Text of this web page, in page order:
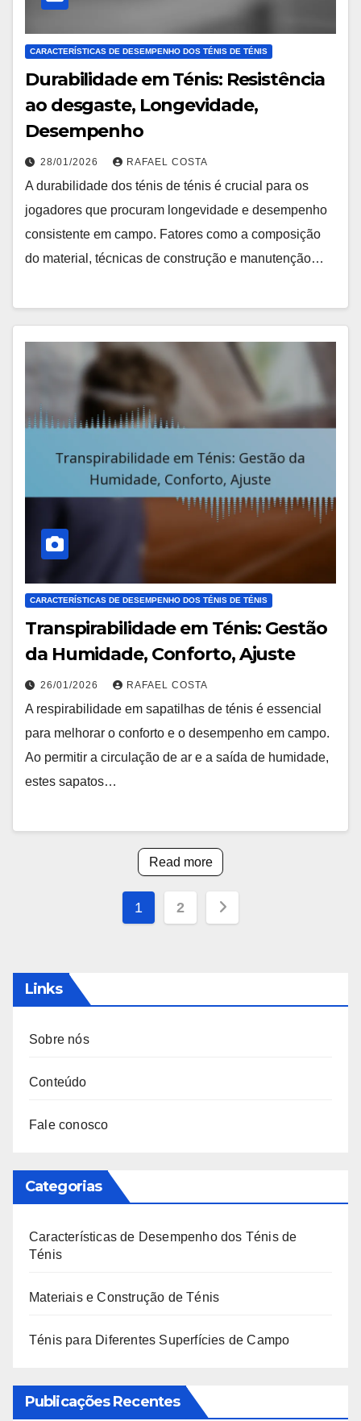
CARACTERÍSTICAS DE DESEMPENHO DOS TÉNIS DE TÉNIS
Durabilidade em Ténis: Resistência
ao desgaste, Longevidade,
Desempenho
28/01/2026 RAFAEL COSTA
A durabilidade dos ténis de ténis é crucial para os
jogadores que procuram longevidade e desempenho
consistente em campo. Fatores como a composição
do material, técnicas de construção e manutenção…
CARACTERÍSTICAS DE DESEMPENHO DOS TÉNIS DE TÉNIS
Transpirabilidade em Ténis: Gestão
da Humidade, Conforto, Ajuste
26/01/2026 RAFAEL COSTA
A respirabilidade em sapatilhas de ténis é essencial
para melhorar o conforto e o desempenho em campo.
Ao permitir a circulação de ar e a saída de humidade,
estes sapatos…
Read more
Posts
1 2
Links
Sobre nós
Conteúdo
Fale conosco
Categorias
Características de Desempenho dos Ténis de
Ténis
Materiais e Construção de Ténis
Ténis para Diferentes Superfícies de Campo
Publicações Recentes